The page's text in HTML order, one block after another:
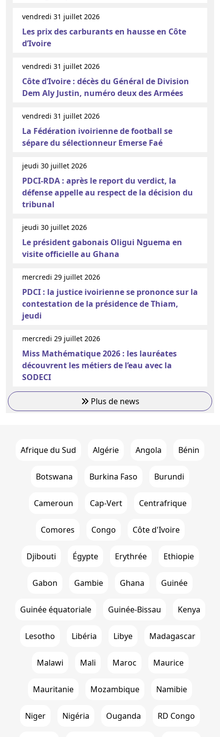
vendredi 31 juillet 2026
Les prix des carburants en hausse en Côte
d’Ivoire
vendredi 31 juillet 2026
Côte d’Ivoire : décès du Général de Division
Dem Aly Justin, numéro deux des Armées
vendredi 31 juillet 2026
La Fédération ivoirienne de football se
sépare du sélectionneur Emerse Faé
jeudi 30 juillet 2026
PDCI-RDA : après le report du verdict, la
défense appelle au respect de la décision du
tribunal
jeudi 30 juillet 2026
Le président gabonais Oligui Nguema en
visite officielle au Ghana
mercredi 29 juillet 2026
PDCI : la justice ivoirienne se prononce sur la
contestation de la présidence de Thiam,
jeudi
mercredi 29 juillet 2026
Miss Mathématique 2026 : les lauréates
découvrent les métiers de l’eau avec la
SODECI
Plus de news
Afrique du Sud Algérie Angola Bénin
Botswana Burkina Faso Burundi
Cameroun Cap-Vert Centrafrique
Comores Congo Côte d'Ivoire
Djibouti Égypte Erythrée Ethiopie
Gabon Gambie Ghana Guinée
Guinée équatoriale Guinée-Bissau Kenya
Lesotho Libéria Libye Madagascar
Malawi Mali Maroc Maurice
Mauritanie Mozambique Namibie
Niger Nigéria Ouganda RD Congo